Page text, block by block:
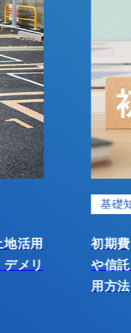
を抑えて土地活用
ど、少ない負担で